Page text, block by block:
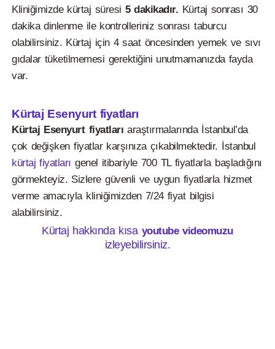
Kliniğimizde kürtaj süresi 5 dakikadır. Kürtaj sonrası 30
dakika dinlenme ile kontrolleriniz sonrası taburcu
olabilirsiniz. Kürtaj için 4 saat öncesinden yemek ve sıvı
gıdalar tüketilmemesi gerektiğini unutmamanızda fayda
var.
Kürtaj Esenyurt fiyatları
Kürtaj Esenyurt fiyatları araştırmalarında İstanbul’da
çok değişken fiyatlar karşınıza çıkabilmektedir. İstanbul
kürtaj fiyatları genel itibariyle 700 TL fiyatlarla başladığını
görmekteyiz. Sizlere güvenli ve uygun fiyatlarla hizmet
verme amacıyla kliniğimizden 7/24 fiyat bilgisi
alabilirsiniz.
Kürtaj hakkında kısa youtube videomuzu
izleyebilirsiniz.